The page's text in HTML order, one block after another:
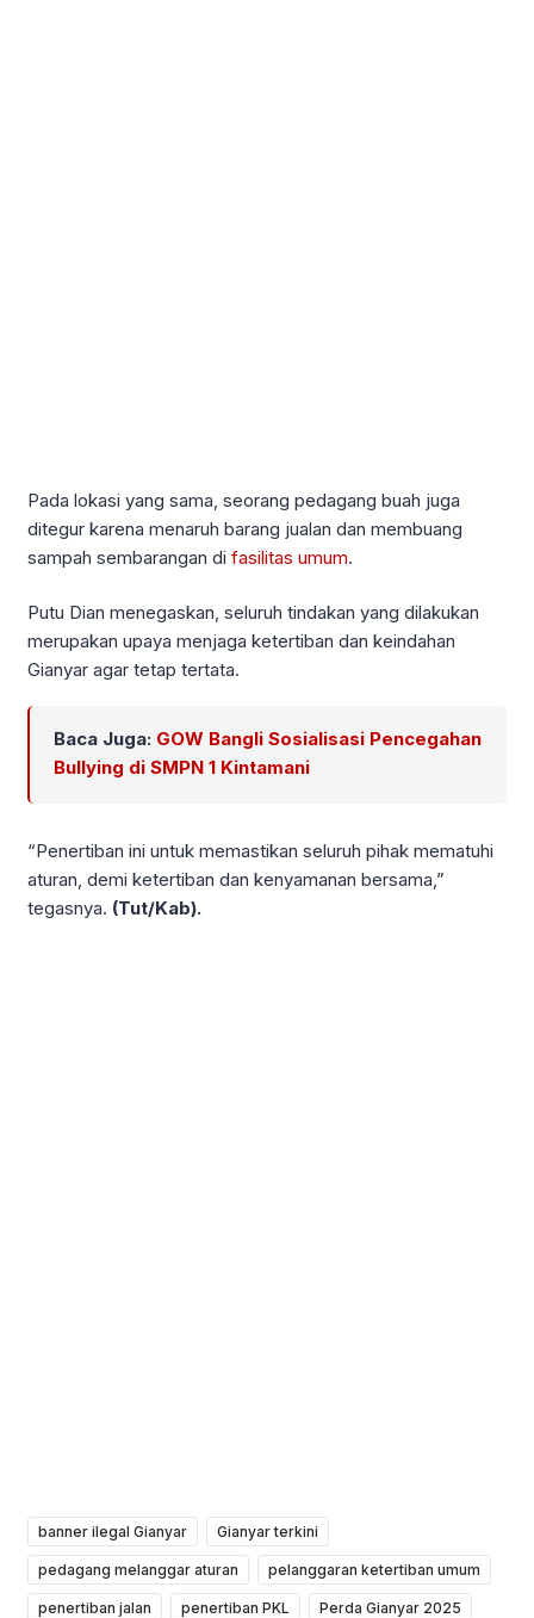
Pada lokasi yang sama, seorang pedagang buah juga
ditegur karena menaruh barang jualan dan membuang
sampah sembarangan di fasilitas umum.
Putu Dian menegaskan, seluruh tindakan yang dilakukan
merupakan upaya menjaga ketertiban dan keindahan
Gianyar agar tetap tertata.
Baca Juga: GOW Bangli Sosialisasi Pencegahan
Bullying di SMPN 1 Kintamani
“Penertiban ini untuk memastikan seluruh pihak mematuhi
aturan, demi ketertiban dan kenyamanan bersama,”
tegasnya. (Tut/Kab).
banner ilegal Gianyar Gianyar terkini
pedagang melanggar aturan pelanggaran ketertiban umum
penertiban jalan penertiban PKL Perda Gianyar 2025